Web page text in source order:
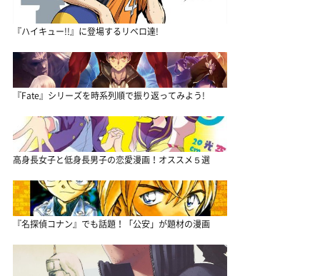
『ハイキュー!!』に登場するリベロ達!
『Fate』シリーズを時系列順で振り返ってみよう!
高身長女子と低身長男子の恋愛漫画！オススメ５選
『名探偵コナン』でも話題！「公安」が題材の漫画